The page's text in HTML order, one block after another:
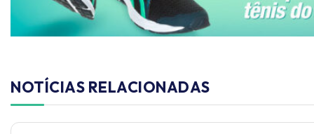
NOTÍCIAS RELACIONADAS